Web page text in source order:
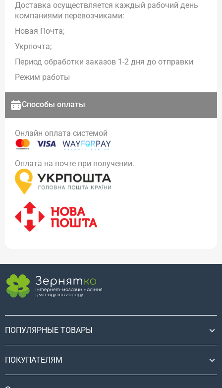
Доставка осуществляется каждый рабочий день
компаниями перевозчиками:
Новая Почта;
Укрпочта;
Период обработки заказов 1-2 дня до отправки
Режим работы
Способы оплаты
Онлайн оплата системой
Оплата на почте при получении.
ПОПУЛЯРНЫЕ ТОВАРЫ
ПОКУПАТЕЛЯМ